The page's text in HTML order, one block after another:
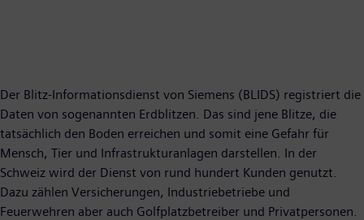
Der Blitz-Informationsdienst von Siemens (BLIDS) registriert die
Daten von sogenannten Erdblitzen. Das sind jene Blitze, die
tatsächlich den Boden erreichen und somit eine Gefahr für
Mensch, Tier und Infrastrukturanlagen darstellen. In der
Schweiz wird der Dienst von rund hundert Kunden genutzt.
Dazu zählen Versicherungen, Industriebetriebe und
Feuerwehren aber auch Golfplatzbetreiber und Privatpersonen.